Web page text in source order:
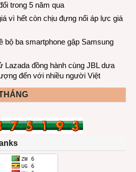
trong 5 năm qua
vì hết còn chịu đựng nổi áp lực giá
bộ ba smartphone gập Samsung
Lazada đồng hành cùng JBL dưa
đến với nhiều người Việt